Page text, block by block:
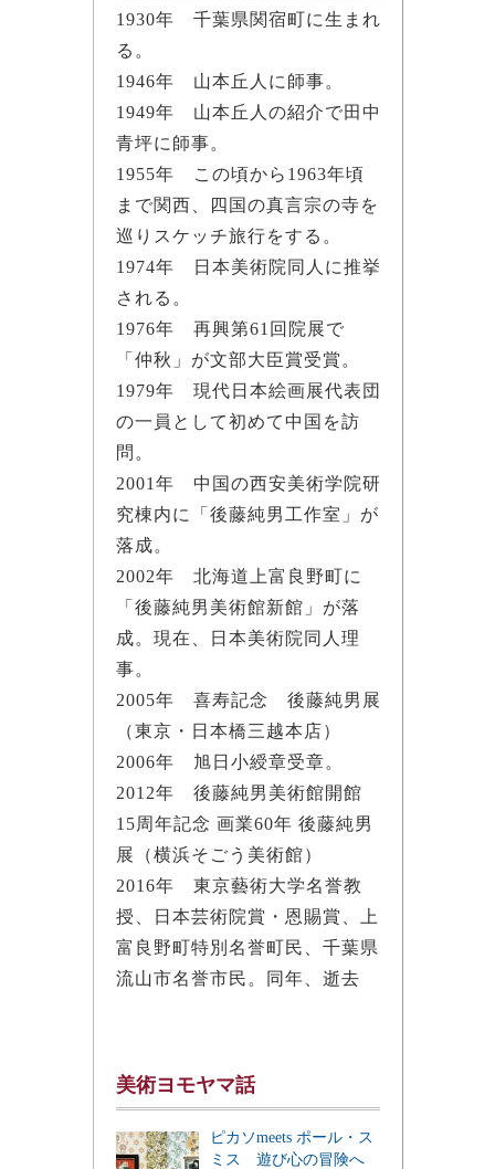
1930年 千葉県関宿町に生まれ
る。
1946年 山本丘人に師事。
1949年 山本丘人の紹介で田中
青坪に師事。
1955年 この頃から1963年頃
まで関西、四国の真言宗の寺を
巡りスケッチ旅行をする。
1974年 日本美術院同人に推挙
される。
1976年 再興第61回院展で
「仲秋」が文部大臣賞受賞。
1979年 現代日本絵画展代表団
の一員として初めて中国を訪
問。
2001年 中国の西安美術学院研
究棟内に「後藤純男工作室」が
落成。
2002年 北海道上富良野町に
「後藤純男美術館新館」が落
成。現在、日本美術院同人理
事。
2005年 喜寿記念 後藤純男展
（東京・日本橋三越本店）
2006年 旭日小綬章受章。
2012年 後藤純男美術館開館
15周年記念 画業60年 後藤純男
展（横浜そごう美術館）
2016年 東京藝術大学名誉教
授、日本芸術院賞・恩賜賞、上
富良野町特別名誉町民、千葉県
流山市名誉市民。同年、逝去
美術ヨモヤマ話
ピカソmeets ポール・ス
ミス 遊び心の冒険へ